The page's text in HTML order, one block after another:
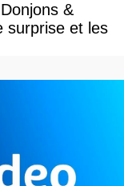
&
surprise et les